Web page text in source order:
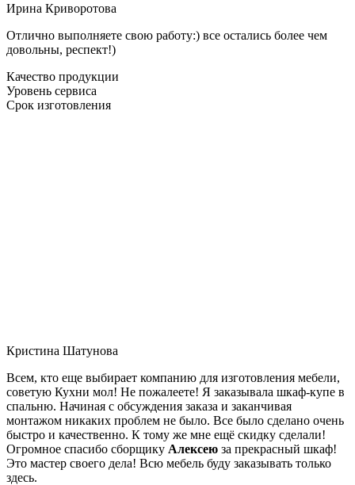
Ирина Криворотова
Отлично выполняете свою работу:) все остались более чем
довольны, респект!)
Качество продукции
Уровень сервиса
Срок изготовления
Кристина Шатунова
Всем, кто еще выбирает компанию для изготовления мебели,
советую Кухни мол! Не пожалеете! Я заказывала шкаф-купе в
спальню. Начиная с обсуждения заказа и заканчивая
монтажом никаких проблем не было. Все было сделано очень
быстро и качественно. К тому же мне ещё скидку сделали!
Огромное спасибо сборщику Алексею за прекрасный шкаф!
Это мастер своего дела! Всю мебель буду заказывать только
здесь.